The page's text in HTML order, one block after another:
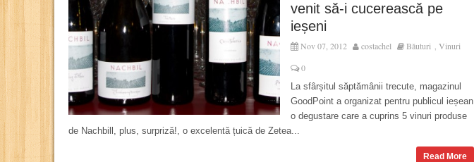
venit să-i cucerească pe
ieșeni
Nov 07, 2012 costachel Băuturi , Vinuri
0
La sfârșitul săptămânii trecute, magazinul
GoodPoint a organizat pentru publicul ieșean
o degustare care a cuprins 5 vinuri produse
de Nachbill, plus, surpriză!, o excelentă țuică de Zetea...
Read More